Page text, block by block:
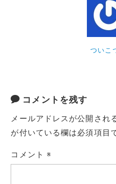
ついこ
コメントを残す
メールアドレスが公開され
が付いている欄は必須項目
コメント※